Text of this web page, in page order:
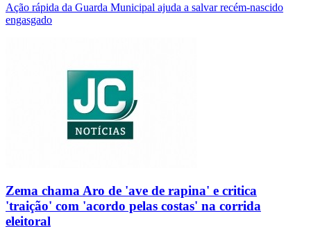
Ação rápida da Guarda Municipal ajuda a salvar recém-nascido
engasgado
Zema chama Aro de 'ave de rapina' e critica
'traição' com 'acordo pelas costas' na corrida
eleitoral